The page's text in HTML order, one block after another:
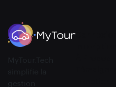
Connexion